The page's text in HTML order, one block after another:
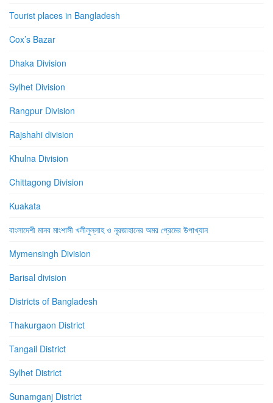
Tourist places in Bangladesh
Cox’s Bazar
Dhaka Division
Sylhet Division
Rangpur Division
Rajshahi division
Khulna Division
Chittagong Division
Kuakata
বাংলাদেশী মানব মাংশাসী খলীলুল্লাহ ও নূরজাহানের অমর প্রেমের উপাখ্যান
Mymensingh Division
Barisal division
Districts of Bangladesh
Thakurgaon District
Tangail District
Sylhet District
Sunamganj District